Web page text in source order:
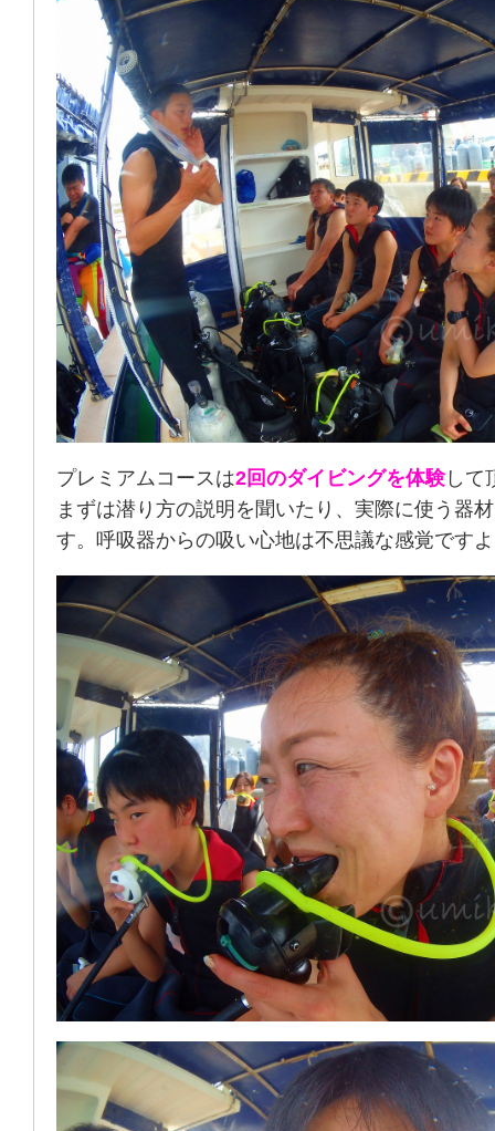
プレミアムコースは2回のダイビングを体験 して
まずは潜り方の説明を聞いたり、実際に使う器
す。呼吸器からの吸い心地は不思議な感覚です